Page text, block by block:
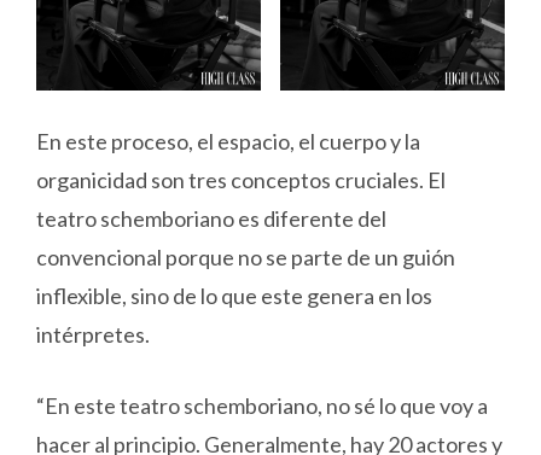
En este proceso, el espacio, el cuerpo y la
organicidad son tres conceptos cruciales. El
teatro schemboriano es diferente del
convencional porque no se parte de un guión
inflexible, sino de lo que este genera en los
intérpretes.
“En este teatro schemboriano, no sé lo que voy a
hacer al principio. Generalmente, hay 20 actores y